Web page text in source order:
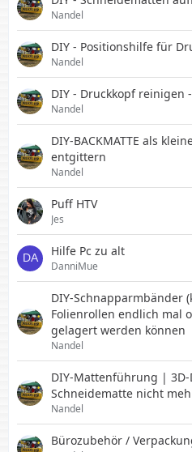
Nandel
DIY - Positionshilfe für
Nandel
DIY - Druckkopf reinigen
Nandel
DIY-BACKMATTE als
entgittern
Nandel
Puff HTV
Jes
Hilfe Pc zu alt
DanniMue
DIY-Schnapparmbänder
Folienrollen endlich mal
gelagert werden können
Nandel
DIY-Mattenführung |
Schneidematte nicht
Nandel
Bürozubehör /